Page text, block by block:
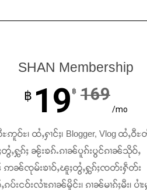
SHAN Membership
฿ 19 ฿ 169
/mo
ဢူဝ်ႊ၊ ထႆႇႁၢင်ႈ၊ Blogger, Vlog
ႇႁွၵ်ႈ ၼႂ်းၶၵ်ႉၵၢၼ်ပူၵ်းပွင်ၵၢၼ်သိုဝ်ႇ
ၼ် ဢၼ်ၸုမ်းၶၢဝ်ႇၽူႈတွႆႇႁွၵ်ႈၸတ်းႁဵတ်း
းငဝ်းလၢႆးၵၢၼ်မိူင်း၊ ၵၢၼ်မၢၵ်ႈမီး၊